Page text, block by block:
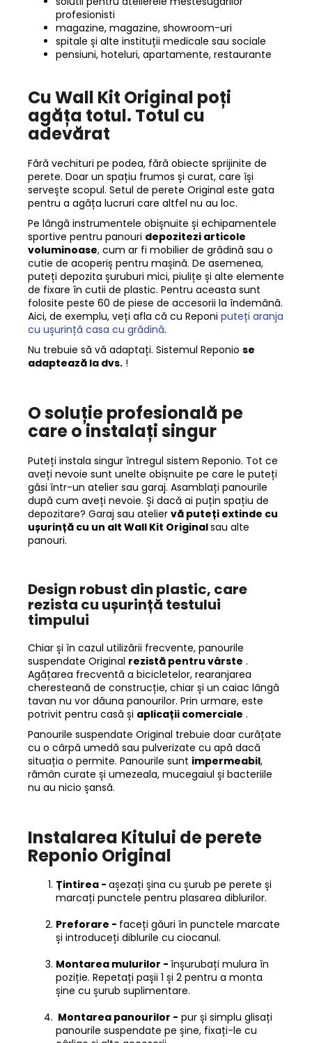
profesionisti
magazine, magazine, showroom-uri
spitale și alte instituții medicale sau sociale
pensiuni, hoteluri, apartamente, restaurante
Cu Wall Kit Original poți
agăța totul. Totul cu
adevărat
Fără vechituri pe podea, fără obiecte sprijinite de
perete. Doar un spațiu frumos și curat, care își
servește scopul. Setul de perete Original este gata
pentru a agăța lucruri care altfel nu au loc.
Pe lângă instrumentele obișnuite și echipamentele
sportive pentru panouri depozitezi articole
voluminoase, cum ar fi mobilier de grădină sau o
cutie de acoperiș pentru mașină. De asemenea,
puteți depozita șuruburi mici, piulițe și alte elemente
de fixare în cutii de plastic. Pentru aceasta sunt
folosite peste 60 de piese de accesorii la îndemână.
Aici, de exemplu, veți afla că cu Reponi puteți aranja
cu ușurință casa cu grădină.
Nu trebuie să vă adaptați. Sistemul Reponio se
adaptează la dvs. !
O soluție profesională pe
care o instalați singur
Puteți instala singur întregul sistem Reponio. Tot ce
aveți nevoie sunt unelte obișnuite pe care le puteți
găsi într-un atelier sau garaj. Asamblați panourile
după cum aveți nevoie. Și dacă ai puțin spațiu de
depozitare? Garaj sau atelier vă puteți extinde cu
ușurință cu un alt Wall Kit Originalsau alte
panouri.
Design robust din plastic, care
rezista cu ușurință testului
timpului
Chiar și în cazul utilizării frecvente, panourile
suspendate Original rezistă pentru vârste .
Agățarea frecventă a bicicletelor, rearanjarea
cheresteană de construcție, chiar și un caiac lângă
tavan nu vor dăuna panourilor. Prin urmare, este
potrivit pentru casă și aplicații comerciale .
Panourile suspendate Original trebuie doar curățate
cu o cârpă umedă sau pulverizate cu apă dacă
situația o permite. Panourile sunt impermeabil,
rămân curate și umezeala, mucegaiul și bacteriile
nu au nicio șansă.
Instalarea Kitului de perete
Reponio Original
Țintirea - așezați șina cu șurub pe perete și
marcați punctele pentru plasarea diblurilor.
Preforare - faceți găuri în punctele marcate
și introduceți diblurile cu ciocanul.
Montarea mulurilor - înșurubați mulura în
poziție. Repetați pașii 1 și 2 pentru a monta
șine cu șurub suplimentare.
Montarea panourilor - pur și simplu glisați
panourile suspendate pe șine, fixați-le cu